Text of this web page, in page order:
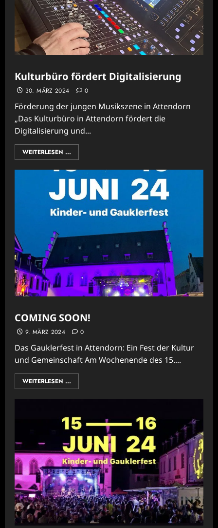
Kulturbüro fördert Digitalisierung
30. MÄRZ 2024 0
Förderung der jungen Musikszene in Attendorn
„Das Kulturbüro in Attendorn fördert die
Digitalisierung und...
WEITERLESEN ...
COMING SOON!
9. MÄRZ 2024 0
Das Gauklerfest in Attendorn: Ein Fest der Kultur
und Gemeinschaft Am Wochenende des 15....
WEITERLESEN ...